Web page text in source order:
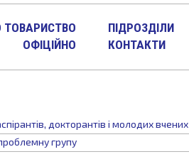
ТОВАРИСТВО
ПІДРОЗДІЛИ
ОФІЦІЙНО
КОНТАКТИ
докторантів і молодих вчених
групу